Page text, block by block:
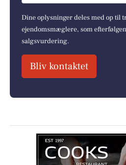
Dine oplysninger deles med op til
ejendomsmæglere, som
salgsvurdering.
Bliv kontaktet